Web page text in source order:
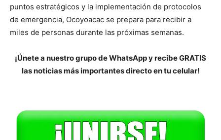
puntos estratégicos y la implementación de protocolos
de emergencia, Ocoyoacac se prepara para recibir a
miles de personas durante las próximas semanas.
¡Únete a nuestro grupo de WhatsApp y recibe GRATIS
las noticias más importantes directo en tu celular!